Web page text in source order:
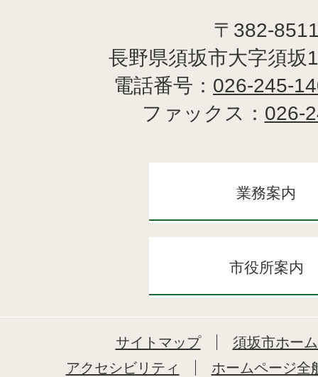
〒382-
長野県須坂市大字須坂
電話番号： 026-245-
ファックス： 026-
業務案内
市役所案内
サイトマップ
須坂市ホー
アクセシビリティ
ホームページ全